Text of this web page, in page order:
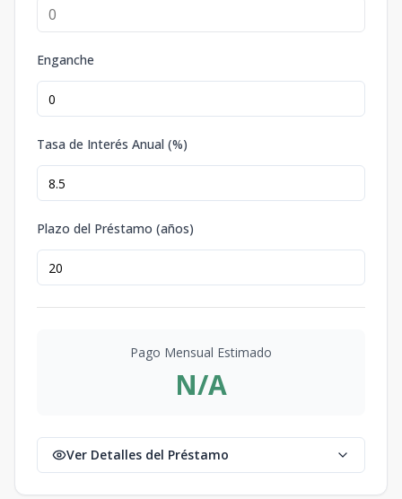
Enganche
Tasa de Interés Anual (%)
Plazo del Préstamo (años)
Pago Mensual Estimado
N/A
Ver Detalles del Préstamo